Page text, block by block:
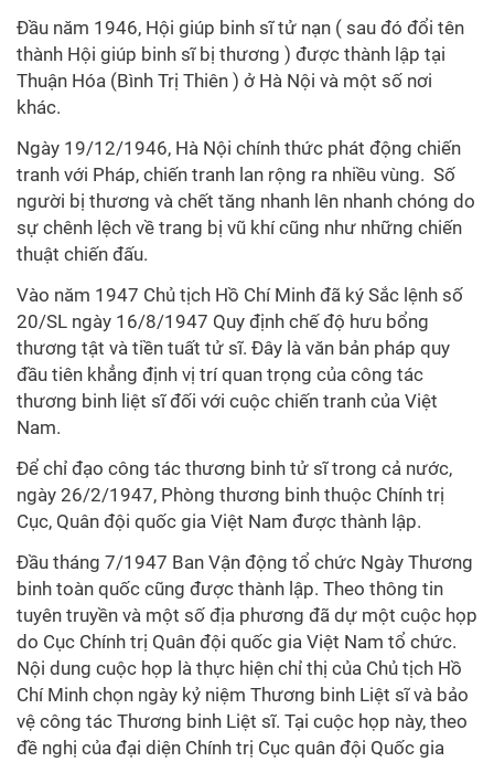
Đầu năm 1946, Hội giúp binh sĩ tử nạn ( sau đó đổi tên
thành Hội giúp binh sĩ bị thương ) được thành lập tại
Thuận Hóa (Bình Trị Thiên ) ở Hà Nội và một số nơi
khác.
Ngày 19/12/1946, Hà Nội chính thức phát động chiến
tranh với Pháp, chiến tranh lan rộng ra nhiều vùng. Số
người bị thương và chết tăng nhanh lên nhanh chóng do
sự chênh lệch về trang bị vũ khí cũng như những chiến
thuật chiến đấu.
Vào năm 1947 Chủ tịch Hồ Chí Minh đã ký Sắc lệnh số
20/SL ngày 16/8/1947 Quy định chế độ hưu bổng
thương tật và tiền tuất tử sĩ. Đây là văn bản pháp quy
đầu tiên khẳng định vị trí quan trọng của công tác
thương binh liệt sĩ đối với cuộc chiến tranh của Việt
Nam.
Để chỉ đạo công tác thương binh tử sĩ trong cả nước,
ngày 26/2/1947, Phòng thương binh thuộc Chính trị
Cục, Quân đội quốc gia Việt Nam được thành lập.
Đầu tháng 7/1947 Ban Vận động tổ chức Ngày Thương
binh toàn quốc cũng được thành lập. Theo thông tin
tuyên truyền và một số địa phương đã dự một cuộc họp
do Cục Chính trị Quân đội quốc gia Việt Nam tổ chức.
Nội dung cuộc họp là thực hiện chỉ thị của Chủ tịch Hồ
Chí Minh chọn ngày kỷ niệm Thương binh Liệt sĩ và bảo
vệ công tác Thương binh Liệt sĩ. Tại cuộc họp này, theo
đề nghị của đại diện Chính trị Cục quân đội Quốc gia